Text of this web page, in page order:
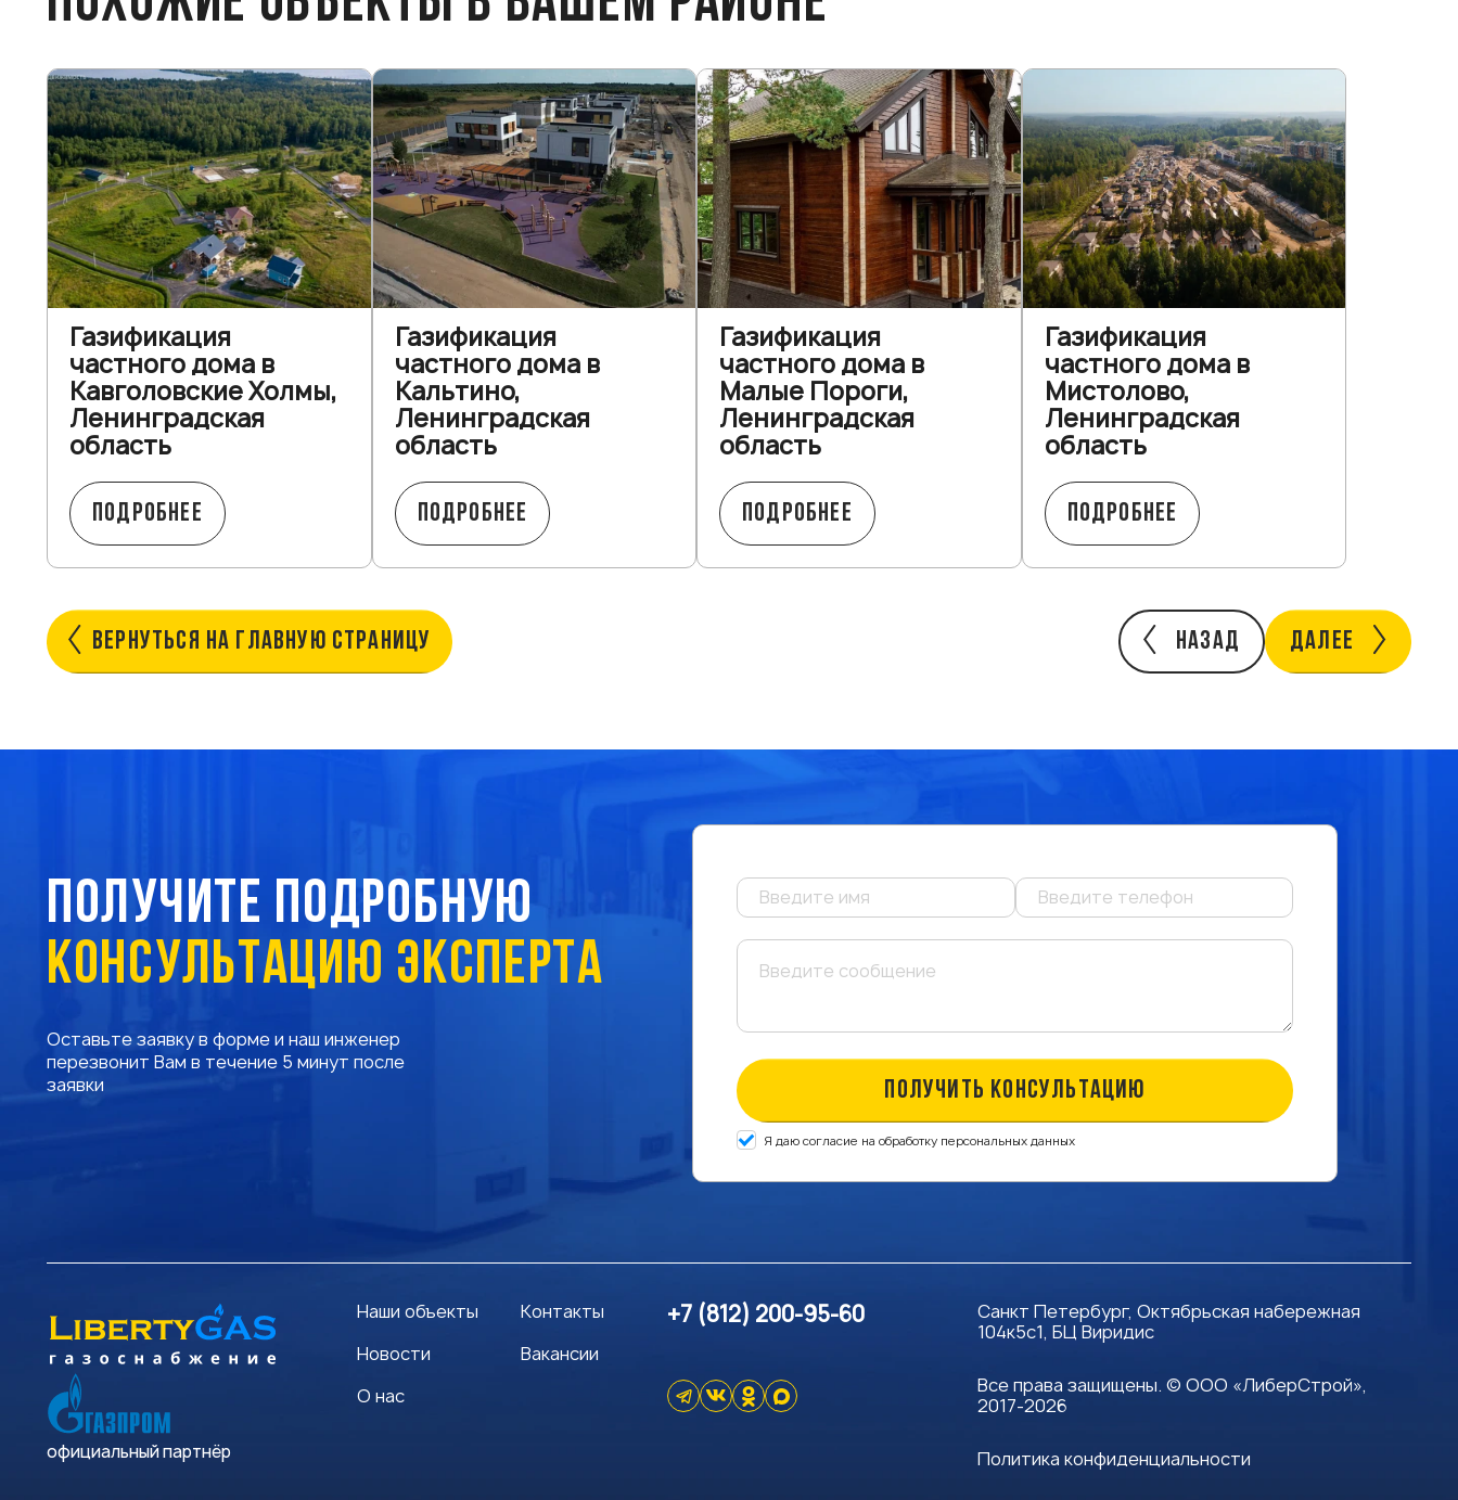
Газификация
частного дома в
Кавголовские Холмы,
Ленинградская
область
ПОДРОБНЕЕ
Газификация
частного дома в
Кальтино,
Ленинградская
область
ПОДРОБНЕЕ
Газификация
частного дома в
Малые Пороги,
Ленинградская
область
ПОДРОБНЕЕ
Газификация
частного дома в
Мистолово,
Ленинградская
область
ПОДРОБНЕЕ
ВЕРНУТЬСЯ НА ГЛАВНУЮ СТРАНИЦУ НАЗАД ДАЛЕЕ
ПОЛУЧИТЕ ПОДРОБНУЮ
КОНСУЛЬТАЦИЮ ЭКСПЕРТА
Оставьте заявку в форме и наш инженер
перезвонит Вам в течение 5 минут после
заявки
ПОЛУЧИТЬ КОНСУЛЬТАЦИЮ
Я даю согласие на обработку персональных данных
официальный партнёр
Наши объекты
Новости
О нас
Контакты
Вакансии
+7 (812) 200-95-60
Санкт Петербург, Октябрьская набережная
104к5с1, БЦ Виридис
Все права защищены. © ООО «ЛиберСтрой»,
2017-2026
Политика конфиденциальности